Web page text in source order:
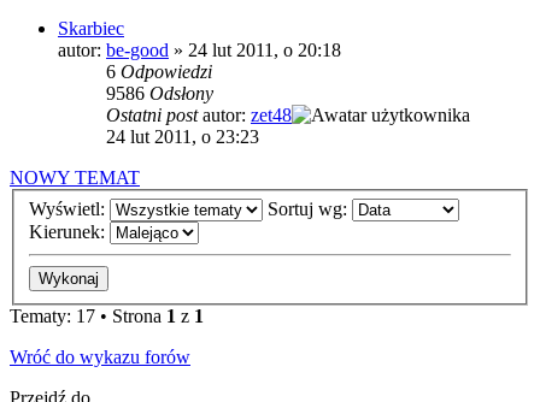
Skarbiec
autor: be-good » 24 lut 2011, o 20:18
6 Odpowiedzi
9586 Odsłony
Ostatni postautor: zet48
24 lut 2011, o 23:23
NOWY TEMAT
Wyświetl:
Sortuj wg:
Kierunek:
Tematy: 17 • Strona 1 z 1
Wróć do wykazu forów
Przejdź do